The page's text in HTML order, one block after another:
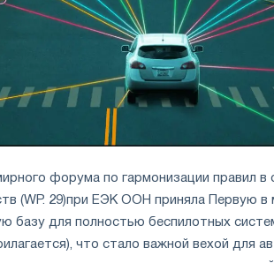
форума по гармонизации правил в
(WP. 29)при ЕЭК ООН приняла Первую в
базу для полностью беспилотных
что стало важной вехой для